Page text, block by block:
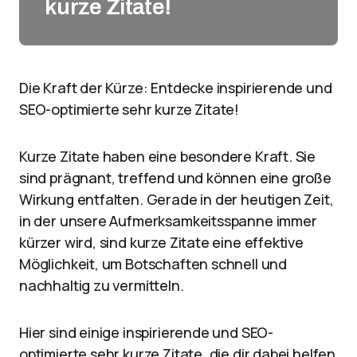
kurze Zitate!
Die Kraft der Kürze: Entdecke inspirierende und
SEO-optimierte sehr kurze Zitate!
Kurze Zitate haben eine besondere Kraft. Sie
sind prägnant, treffend und können eine große
Wirkung entfalten. Gerade in der heutigen Zeit,
in der unsere Aufmerksamkeitsspanne immer
kürzer wird, sind kurze Zitate eine effektive
Möglichkeit, um Botschaften schnell und
nachhaltig zu vermitteln.
Hier sind einige inspirierende und SEO-